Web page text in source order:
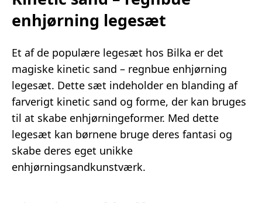
enhjørning legesæt
Et af de populære legesæt hos Bilka er det
magiske kinetic sand – regnbue enhjørning
legesæt. Dette sæt indeholder en blanding af
farverigt kinetic sand og forme, der kan bruges
til at skabe enhjørningeformer. Med dette
legesæt kan børnene bruge deres fantasi og
skabe deres eget unikke
enhjørningsandkunstværk.